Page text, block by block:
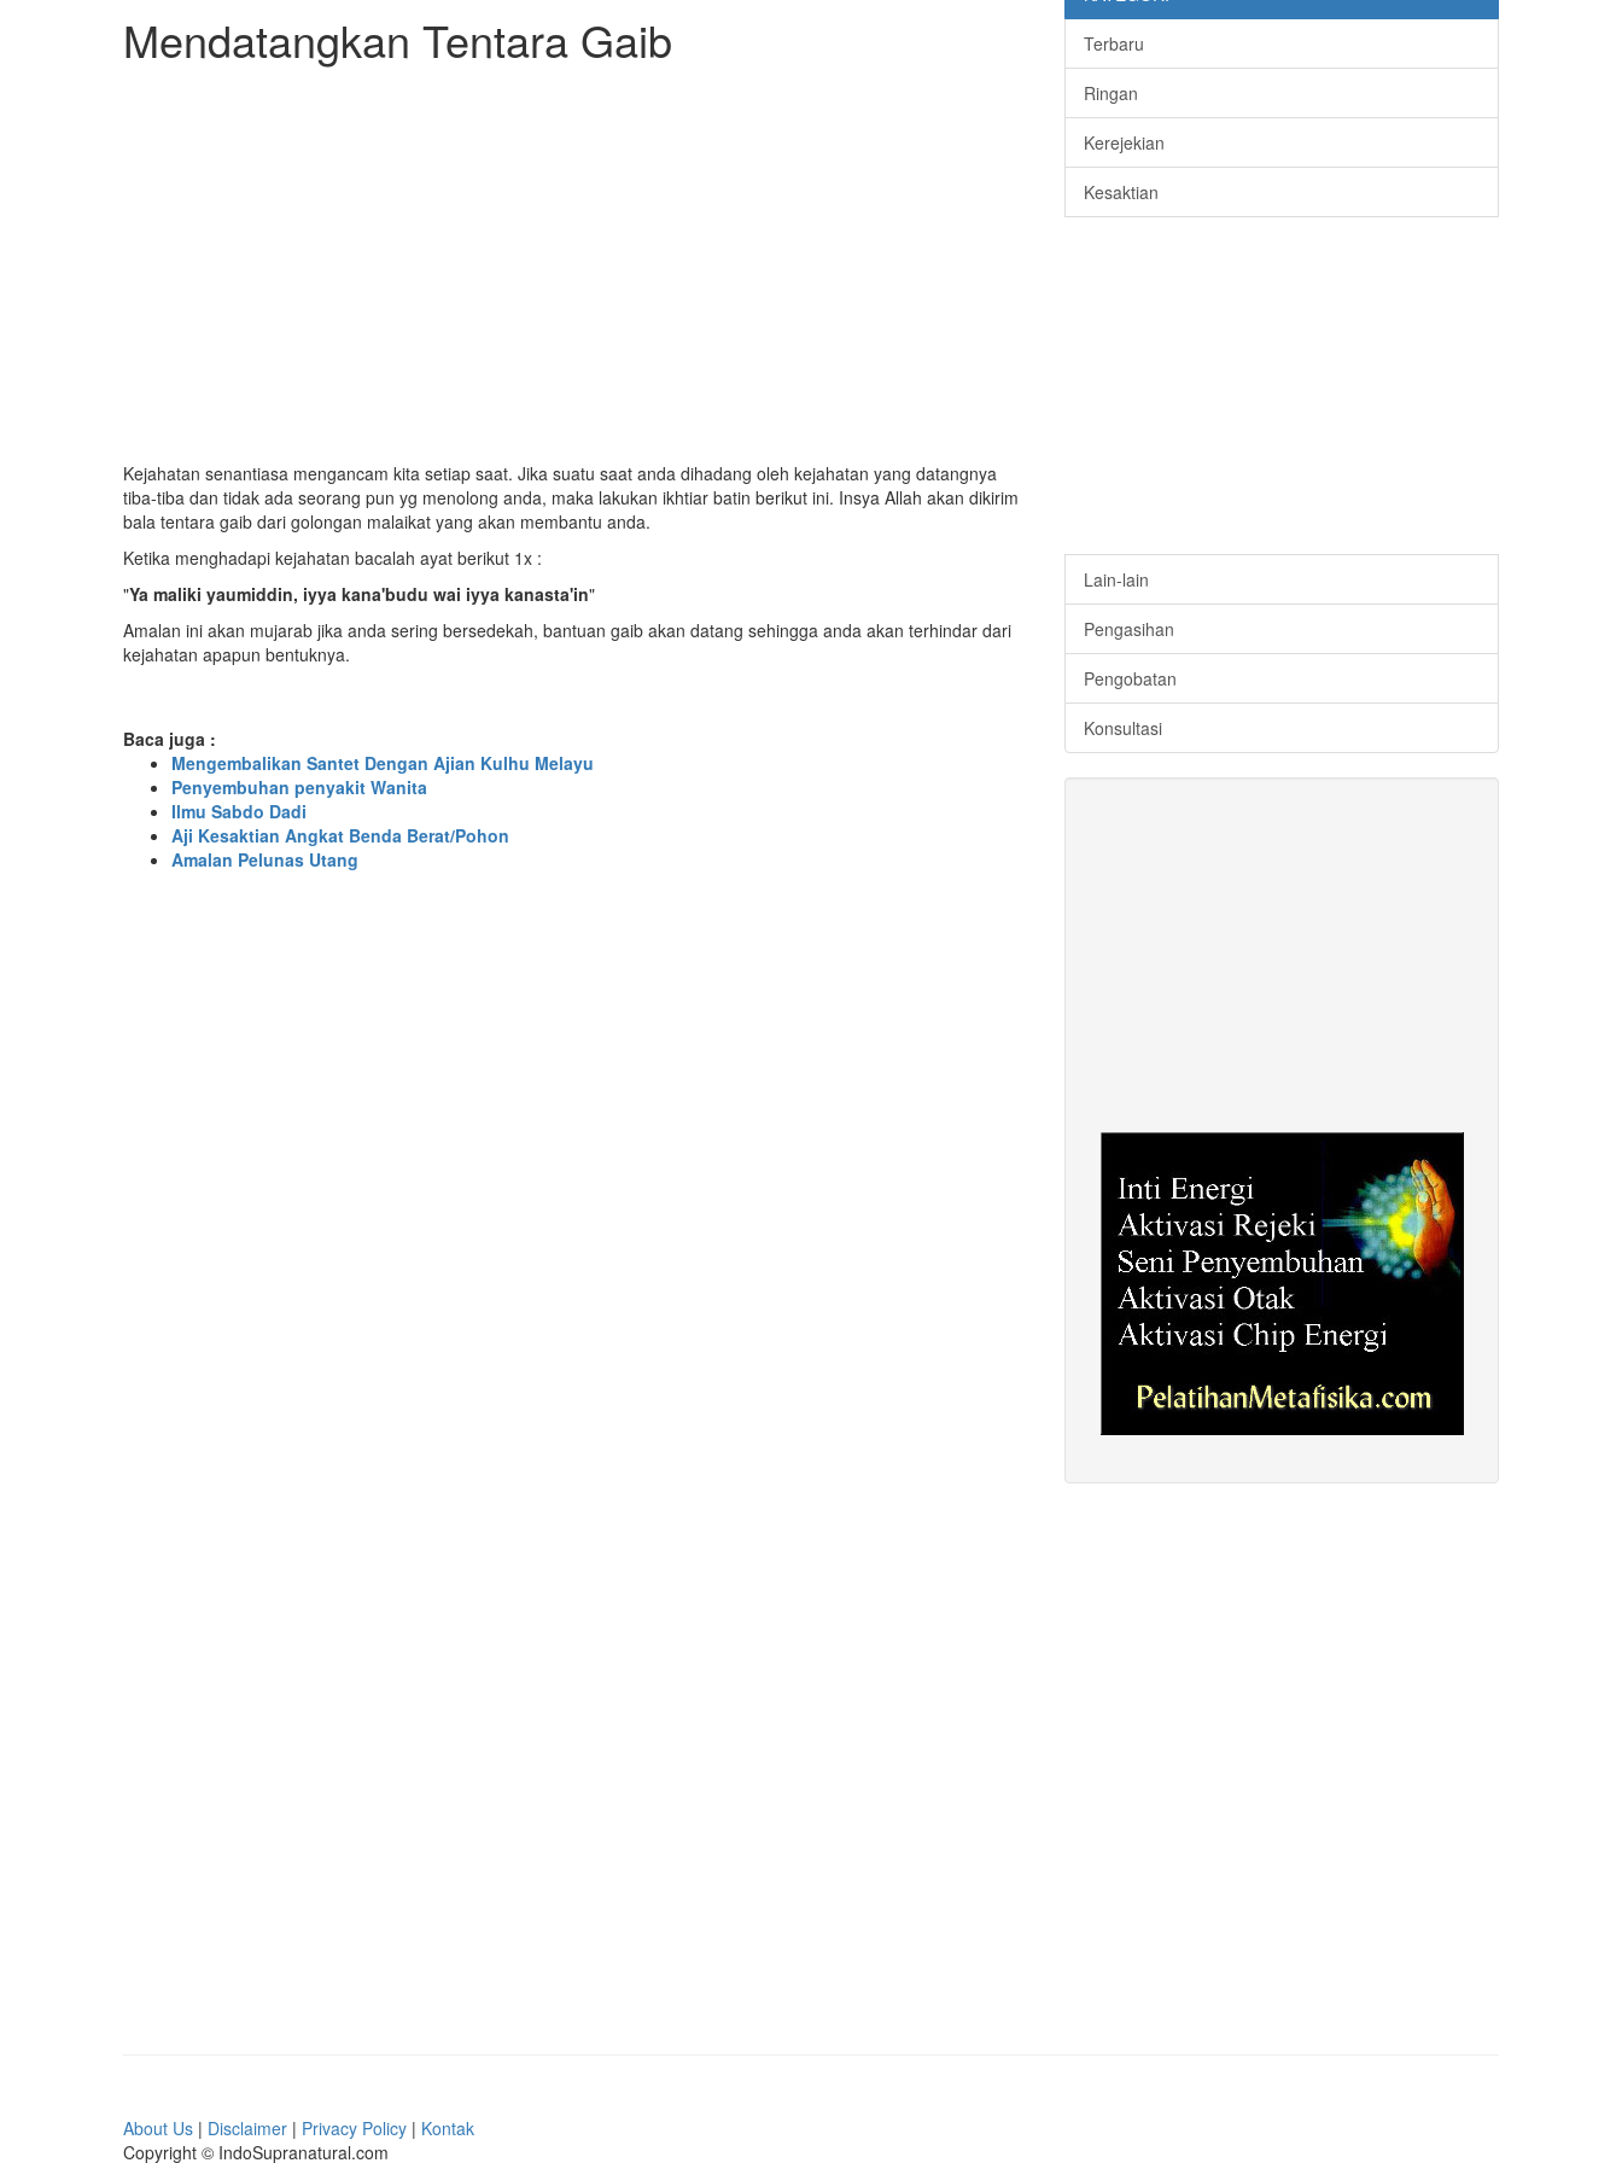
Mendatangkan Tentara Gaib
Kejahatan senantiasa mengancam kita setiap saat. Jika suatu saat anda dihadang oleh kejahatan yang datangnya
tiba-tiba dan tidak ada seorang pun yg menolong anda, maka lakukan ikhtiar batin berikut ini. Insya Allah akan dikirim
bala tentara gaib dari golongan malaikat yang akan membantu anda.
Ketika menghadapi kejahatan bacalah ayat berikut 1x :
"Ya maliki yaumiddin, iyya kana'budu wai iyya kanasta'in"
Amalan ini akan mujarab jika anda sering bersedekah, bantuan gaib akan datang sehingga anda akan terhindar dari
kejahatan apapun bentuknya.
Baca juga :
Mengembalikan Santet Dengan Ajian Kulhu Melayu
Penyembuhan penyakit Wanita
Ilmu Sabdo Dadi
Aji Kesaktian Angkat Benda Berat/Pohon
Amalan Pelunas Utang
Terbaru
Ringan
Kerejekian
Kesaktian
Lain-lain
Pengasihan
Pengobatan
Konsultasi
About Us | Disclaimer | Privacy Policy | Kontak
Copyright © IndoSupranatural.com